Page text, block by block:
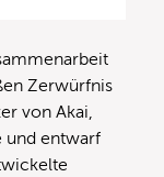
Zerwürfnis
von Akai,
und entwarf